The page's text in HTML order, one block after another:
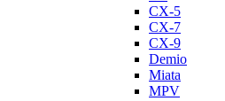
CX-5
CX-7
CX-9
Demio
Miata
MPV